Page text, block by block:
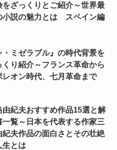
をざっくりとご紹介～世界最
小説の魅力とは スペイン編
・ミゼラブル』の時代背景を
くり紹介～フランス革命から
レオン時代、七月革命まで
由紀夫おすすめ作品15選と解
一覧～日本を代表する作家三
紀夫作品の面白さとその壮絶
生とは